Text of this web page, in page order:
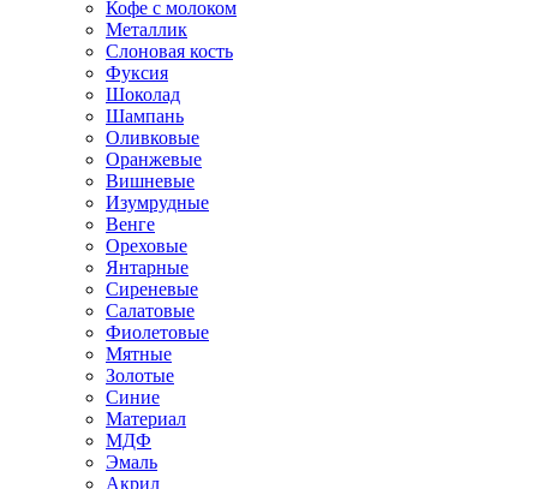
Кофе с молоком
Металлик
Слоновая кость
Фуксия
Шоколад
Шампань
Оливковые
Оранжевые
Вишневые
Изумрудные
Венге
Ореховые
Янтарные
Сиреневые
Салатовые
Фиолетовые
Мятные
Золотые
Синие
Материал
МДФ
Эмаль
Акрил